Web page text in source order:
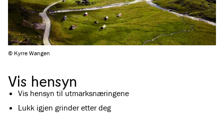
© Kyrre Wangen
Vis hensyn
Vis hensyn til utmarksnæringene
Lukk igjen grinder etter deg